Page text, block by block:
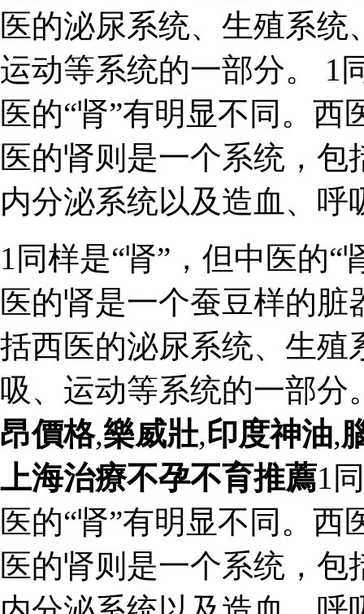
医的泌尿系统、生殖系
运动等系统的一部分。 1
医的“肾”有明显不同。
医的肾则是一个系统，
内分泌系统以及造血、
1同样是“肾”，但中医的“
医的肾是一个蚕豆样的
括西医的泌尿系统、生殖
吸、运动等系统的一部分
昂價格,樂威壯,印度神油,
上海治療不孕不育推薦1
医的“肾”有明显不同。
医的肾则是一个系统，